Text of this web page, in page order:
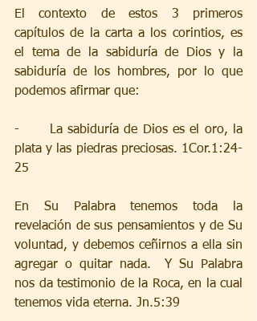
El contexto de estos 3 primeros
capítulos de la carta a los corintios, es
el tema de la sabiduría de Dios y la
sabiduría de los hombres, por lo que
podemos afirmar que:
-      La sabiduría de Dios es el oro, la
plata y las piedras preciosas. 1Cor.1:24-
25
En Su Palabra tenemos toda la
revelación de sus pensamientos y de Su
voluntad, y debemos ceñirnos a ella sin
agregar o quitar nada.  Y Su Palabra
nos da testimonio de la Roca, en la cual
tenemos vida eterna. Jn.5:39